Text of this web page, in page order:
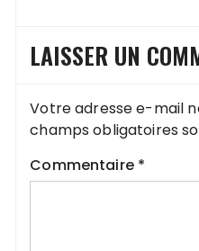
LAISSER UN
Votre adresse e-mail
champs obligatoires
Commentaire *